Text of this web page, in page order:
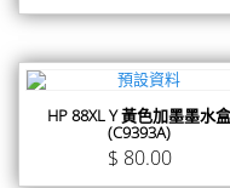
HP 88XL Y 黃色加墨墨水
(C9393A)
$ 80.00